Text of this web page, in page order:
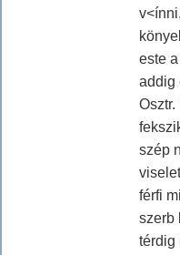
este
addig
szép
férfi
szerb
térdig